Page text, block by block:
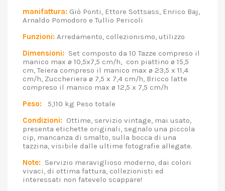
manifattura: Giò Ponti, Ettore Sottsass, Enrico Baj,
Arnaldo Pomodoro e Tullio Pericoli
Funzioni: Arredamento, collezionismo, utilizzo
Dimensioni: Set composto da 10 Tazze compreso il
manico max ø 10,5x7,5 cm/h, con piattino ø 15,5
cm, Teiera compreso il manico max ø 23,5 x 11,4
cm/h, Zuccheriera ø 7,5 x 7,4 cm/h, Bricco latte
compreso il manico max ø 12,5 x 7,5 cm/h
Peso: 5,110 kg Peso totale
Condizioni: Ottime, servizio vintage, mai usato,
presenta etichette originali, segnalo una piccola
cip, mancanza di smalto, sulla bocca di una
tazzina, visibile dalle ultime fotografie allegate.
Note: Servizio meraviglioso moderno, dai colori
vivaci, di ottima fattura, collezionisti ed
interessati non fatevelo scappare!